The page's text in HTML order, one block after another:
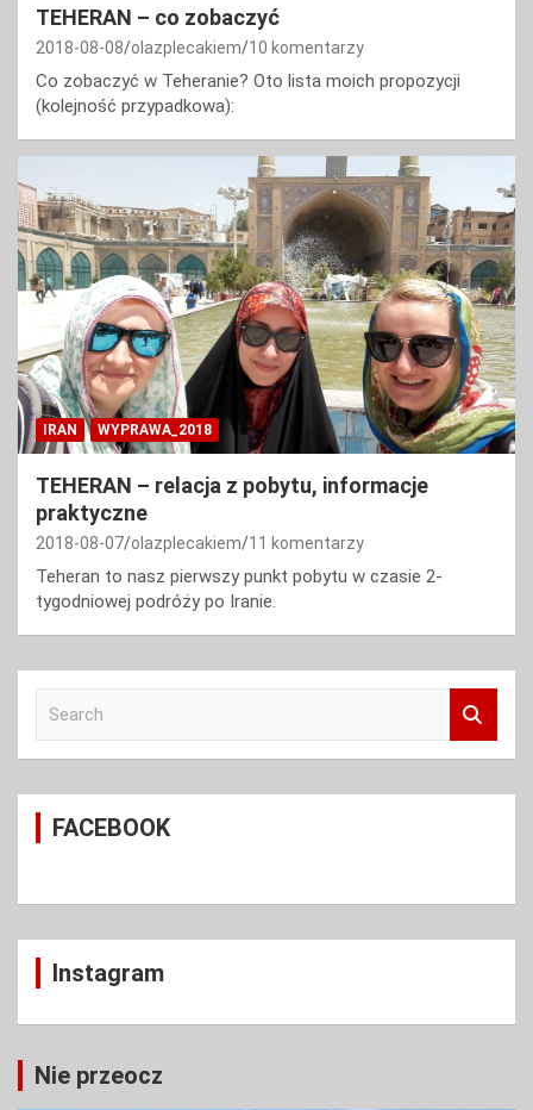
TEHERAN – co zobaczyć
2018-08-08 olazplecakiem 10 komentarzy
Co zobaczyć w Teheranie? Oto lista moich propozycji
(kolejność przypadkowa):
IRAN WYPRAWA_2018
TEHERAN – relacja z pobytu, informacje
praktyczne
2018-08-07 olazplecakiem 11 komentarzy
Teheran to nasz pierwszy punkt pobytu w czasie 2-
tygodniowej podróży po Iranie.
c
FACEBOOK
Instagram
Nie przeocz